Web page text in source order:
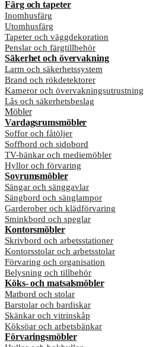
Färg och tapeter
Inomhusfärg
Utomhusfärg
Tapeter och väggdekoration
Penslar och färgtillbehör
Säkerhet och övervakning
Larm och säkerhetssystem
Brand och rökdetektorer
Kameror och övervakningsutrustning
Lås och säkerhetsbeslag
Möbler
Vardagsrumsmöbler
Soffor och fåtöljer
Soffbord och sidobord
TV-bänkar och mediemöbler
Hyllor och förvaring
Sovrumsmöbler
Sängar och sänggavlar
Sängbord och sänglampor
Garderober och klädförvaring
Sminkbord och speglar
Kontorsmöbler
Skrivbord och arbetsstationer
Kontorsstolar och arbetsstolar
Förvaring och organisation
Belysning och tillbehör
Köks- och matsalsmöbler
Matbord och stolar
Barstolar och bardiskar
Skänkar och vitrinskåp
Köksöar och arbetsbänkar
Förvaringsmöbler